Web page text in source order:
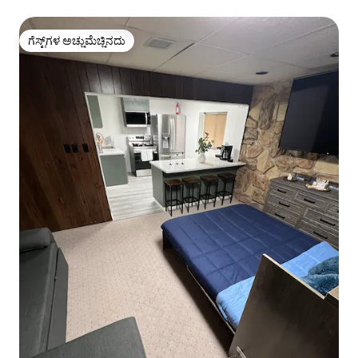
ಗೆಸ್ಟ್‌ಗಳ ಅಚ್ಚುಮೆಚ್ಚಿನದು
ಗೆಸ್ಟ್‌ಗಳ ಅಚ್ಚುಮೆಚ್ಚಿನದು